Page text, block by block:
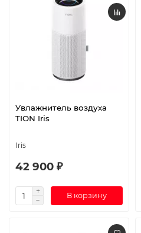
Увлажнитель воздуха
TION Iris
Iris
42 900 ₽
В корзину